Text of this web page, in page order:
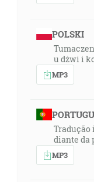
POLSKI
u dżwi i
MP3
Tradução
diante da
MP3